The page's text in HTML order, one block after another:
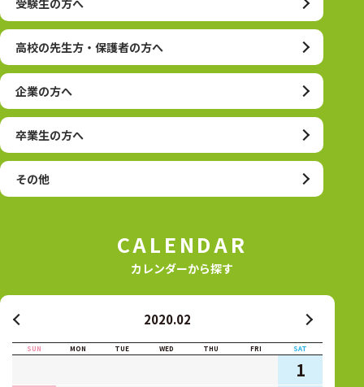
高校の先生方・保護者の方へ
企業の方へ
卒業生の方へ
その他
CALENDAR
カレンダーから探す
2020.02
SUN MON TUE WED THU FRI SAT
1